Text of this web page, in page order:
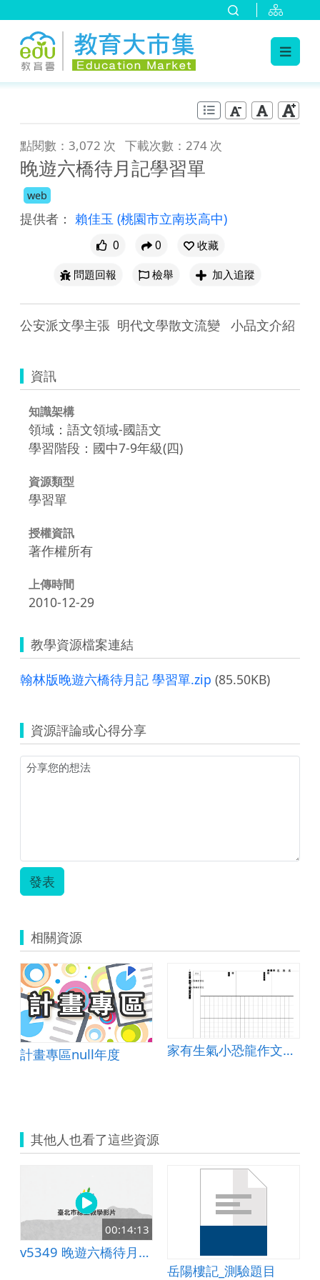
點閱數：3,072 次 下載次數：274 次
晚遊六橋待月記學習單
web
提供者： 賴佳玉 (桃園市立南崁高中)
0 0
收藏
問題回報
檢舉 加入追蹤
公安派文學主張  明代文學散文流變   小品文介紹
資訊
知識架構
領域：語文領域-國語文
學習階段：國中7-9年級(四)
資源類型
學習單
授權資訊
著作權所有
上傳時間
2010-12-29
教學資源檔案連結
翰林版晚遊六橋待月記 學習單.zip (85.50KB)
資源評論或心得分享
發表
相關資源
計畫專區null年度
家有生氣小恐龍作文寫作單
其他人也看了這些資源
00:14:13
v5349 晚遊六橋待月記：全文統整
岳陽樓記_測驗題目